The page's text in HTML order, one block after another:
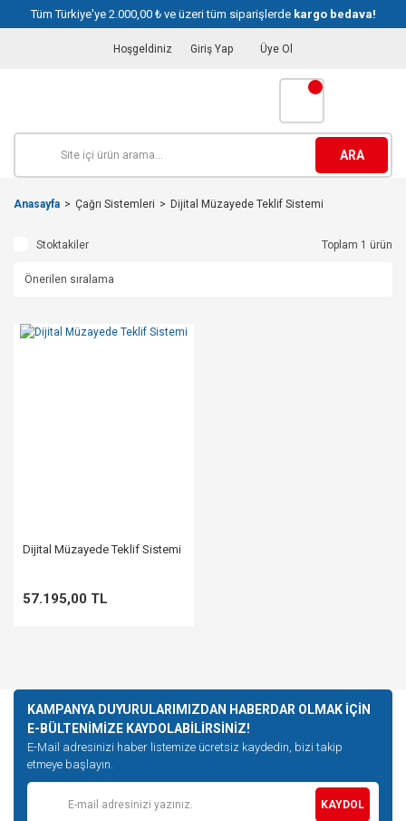
Tüm Türkiye'ye 2.000,00 ₺ ve üzeri tüm siparişlerde kargo bedava!
Hoşgeldiniz Giriş Yap Üye Ol
ARA
Anasayfa Çağrı Sistemleri Dijital Müzayede Teklif Sistemi
Stoktakiler Toplam 1 ürün
Dijital Müzayede Teklif Sistemi
57.195,00 TL
KAMPANYA DUYURULARIMIZDAN HABERDAR OLMAK İÇİN
E-BÜLTENİMİZE KAYDOLABİLİRSİNİZ!
E-Mail adresinizi haber listemize ücretsiz kaydedin, bizi takip
etmeye başlayın.
KAYDOL